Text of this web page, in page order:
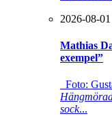
2026-08-01
Mathias
exempel”
Foto:
sock...